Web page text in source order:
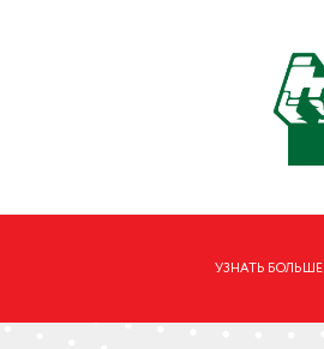
УЗНАТЬ БОЛЬШЕ